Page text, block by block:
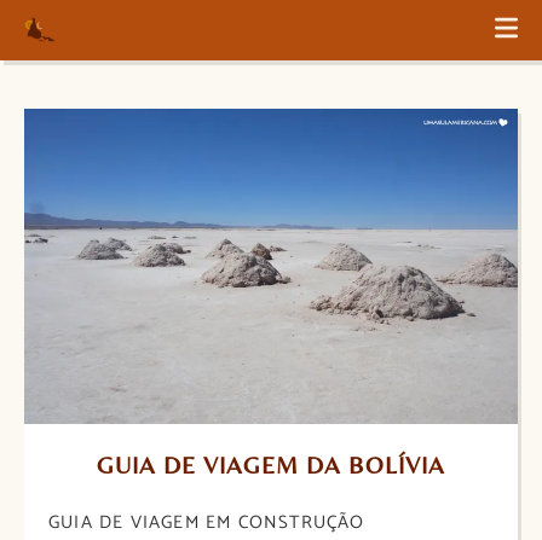
GUIA DE VIAGEM DA BOLÍVIA
GUIA DE VIAGEM EM CONSTRUÇÃO